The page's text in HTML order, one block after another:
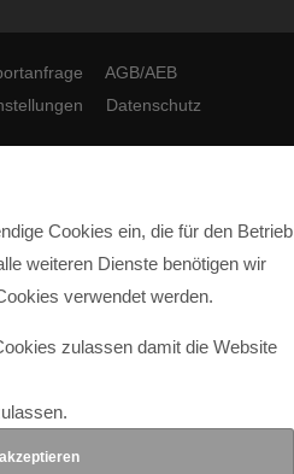
AGB/AEB
Datenschutz
Cookies ein, die für den Betrieb
weiteren Dienste benötigen wir
verwendet werden.
zulassen damit die Website